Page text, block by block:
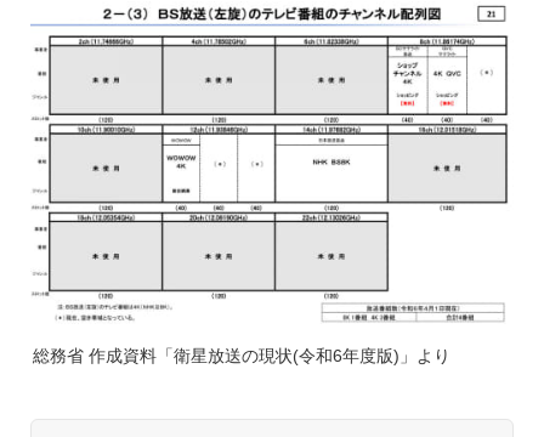
総務省 作成資料「衛星放送の現状(令和6年度版)」より